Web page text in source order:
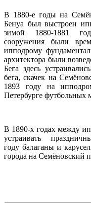
В 1880-е годы на
Бенуа был выстроен
зимой 1880-1881
сооружения были
ипподрому
архитектора были
Бега здесь
бега, скачек на
1893 году на
Петербурге футбольных
В 1890-х годах между
устраивать
году балаганы и
города на Семёновский